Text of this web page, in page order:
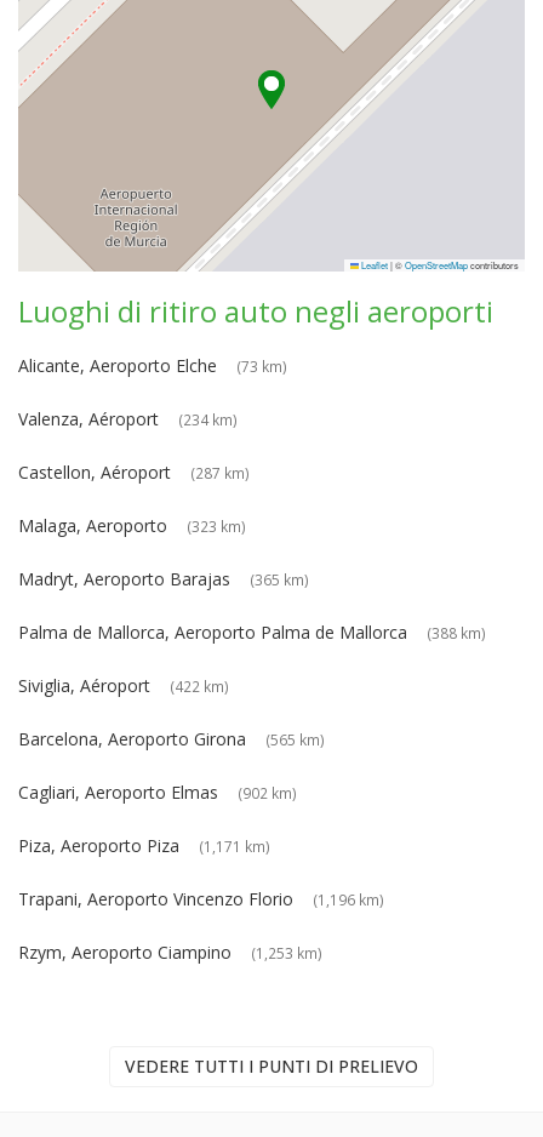
Leaflet|©OpenStreetMapcontributors
Luoghi di ritiro auto negli aeroporti
Alicante, Aeroporto Elche (73 km)
Valenza, Aéroport (234 km)
Castellon, Aéroport (287 km)
Malaga, Aeroporto (323 km)
Madryt, Aeroporto Barajas (365 km)
Palma de Mallorca, Aeroporto Palma de Mallorca (388 km)
Siviglia, Aéroport (422 km)
Barcelona, Aeroporto Girona (565 km)
Cagliari, Aeroporto Elmas (902 km)
Piza, Aeroporto Piza (1,171 km)
Trapani, Aeroporto Vincenzo Florio (1,196 km)
Rzym, Aeroporto Ciampino (1,253 km)
VEDERE TUTTI I PUNTI DI PRELIEVO